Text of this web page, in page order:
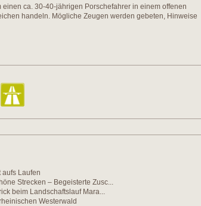
ca. 30-40-jährigen Porschefahrer in einem offenen
handeln. Mögliche Zeugen werden gebeten, Hinweise
aufs Laufen
Strecken – Begeisterte Zusc...
beim Landschaftslauf Mara...
Westerwald